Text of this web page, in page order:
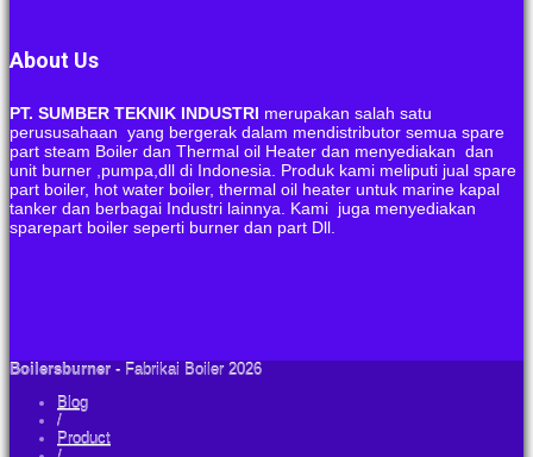
About Us
PT. SUMBER TEKNIK INDUSTRI merupakan salah satu
perususahaan yang bergerak dalam mendistributor semua spare
part steam Boiler dan Thermal oil Heater dan menyediakan dan
unit burner ,pumpa,dll di Indonesia. Produk kami meliputi jual spare
part boiler, hot water boiler, thermal oil heater untuk marine kapal
tanker dan berbagai Industri lainnya. Kami juga menyediakan
sparepart boiler seperti burner dan part Dll.
Boilersburner - Fabrikai Boiler 2026
Blog
/
Product